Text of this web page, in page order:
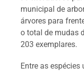
municipal de
árvores para
o total de mudas
203 exemplares.
Entre as